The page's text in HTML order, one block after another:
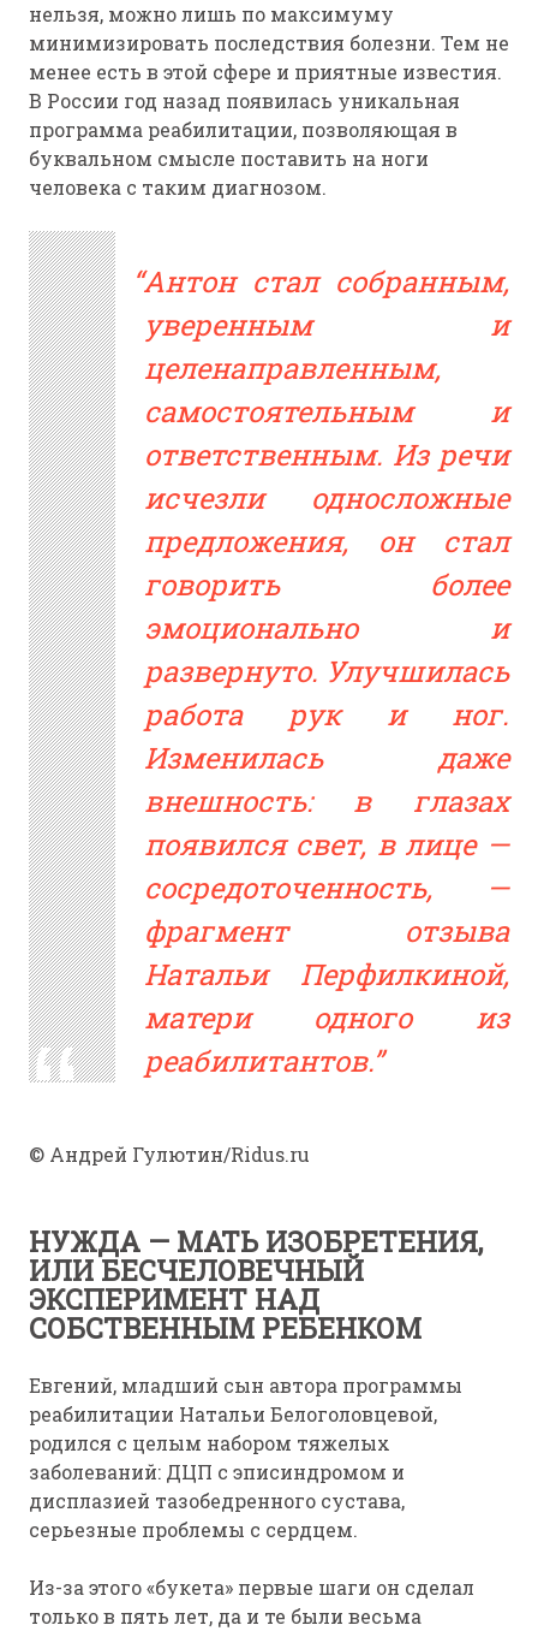
нельзя, можно лишь по максимуму
минимизировать последствия болезни. Тем не
менее есть в этой сфере и приятные известия.
В России год назад появилась уникальная
программа реабилитации, позволяющая в
буквальном смысле поставить на ноги
человека с таким диагнозом.
Антон стал собранным,
уверенным и
целенаправленным,
самостоятельным и
ответственным. Из речи
исчезли односложные
предложения, он стал
говорить более
эмоционально и
развернуто. Улучшилась
работа рук и ног.
Изменилась даже
внешность: в глазах
появился свет, в лице —
сосредоточенность, —
фрагмент отзыва
Натальи Перфилкиной,
матери одного из
реабилитантов.
© Андрей Гулютин/Ridus.ru
НУЖДА — МАТЬ ИЗОБРЕТЕНИЯ,
ИЛИ БЕСЧЕЛОВЕЧНЫЙ
ЭКСПЕРИМЕНТ НАД
СОБСТВЕННЫМ РЕБЕНКОМ
Евгений, младший сын автора программы
реабилитации Натальи Белоголовцевой,
родился с целым набором тяжелых
заболеваний: ДЦП с эписиндромом и
дисплазией тазобедренного сустава,
серьезные проблемы с сердцем.
Из-за этого «букета» первые шаги он сделал
только в пять лет, да и те были весьма